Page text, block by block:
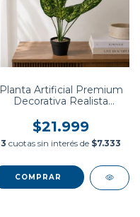
Planta Artificial Premium
Decorativa Realista
$21.999
3 cuotas sin interés de $7.333
COMPRAR